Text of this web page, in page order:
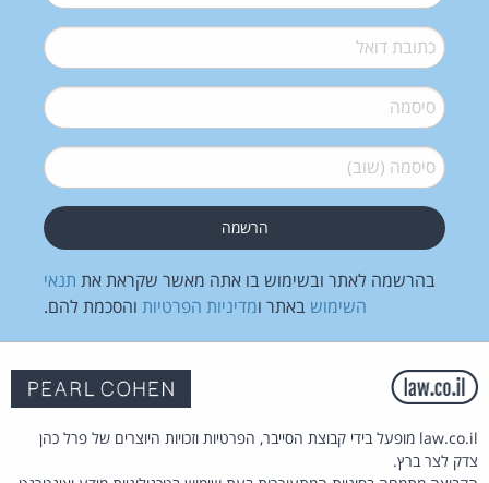
דואל*
סיסמה*
סיסמה (שוב)*
בהרשמה לאתר ובשימוש בו אתה מאשר שקראת את תנאי
השימוש באתר ומדיניות הפרטיות והסכמת להם.
law.co.il מופעל בידי קבוצת הסייבר, הפרטיות וזכויות היוצרים של פרל כהן
צדק לצר ברץ.